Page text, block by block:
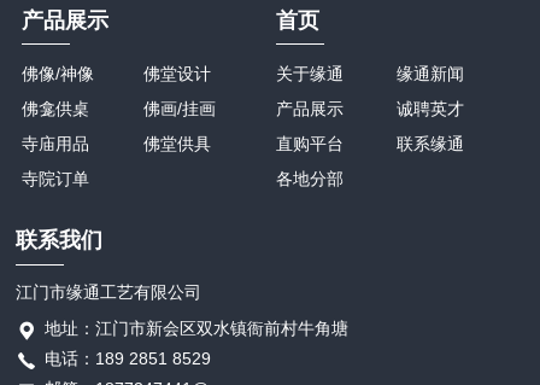
产品展示
佛像/神像
佛龛供桌
寺庙用品
寺院订单
佛堂设计
佛画/挂画
佛堂供具
首页
关于缘通
产品展示
直购平台
各地分部
缘通新闻
诚聘英才
联系缘通
联系我们
江门市缘通工艺有限公司
地址：江门市新会区双水镇衙前村牛角塘
电话：189 2851 8529